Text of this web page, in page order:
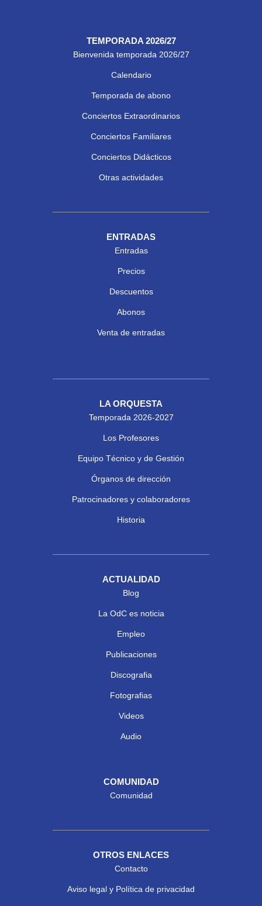
TEMPORADA 2026/27
Bienvenida temporada 2026/27
Calendario
Temporada de abono
Conciertos Extraordinarios
Conciertos Familiares
Conciertos Didácticos
Otras actividades
ENTRADAS
Entradas
Precios
Descuentos
Abonos
Venta de entradas
LA ORQUESTA
Temporada 2026-2027
Los Profesores
Equipo Técnico y de Gestión
Órganos de dirección
Patrocinadores y colaboradores
Historia
ACTUALIDAD
Blog
La OdC es noticia
Empleo
Publicaciones
Discografia
Fotografias
Videos
Audio
COMUNIDAD
Comunidad
OTROS ENLACES
Contacto
Aviso legal y Política de privacidad